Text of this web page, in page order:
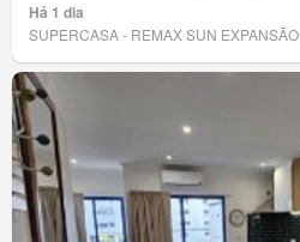
Há 1 dia
SUPERCASA - REMAX SUN EXPANSÃO